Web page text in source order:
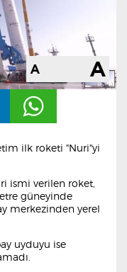
ilk roketi "Nuri"yi
ismi verilen roket,
güneyinde
merkezinden yerel
uyduyu ise